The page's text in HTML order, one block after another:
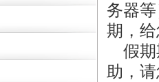
务器
期，
假期
助，